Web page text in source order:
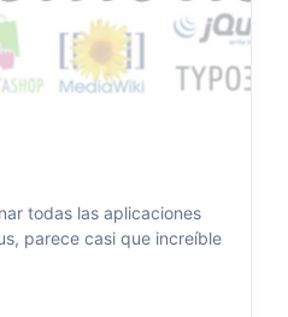
todas las aplicaciones
parece casi que increíble